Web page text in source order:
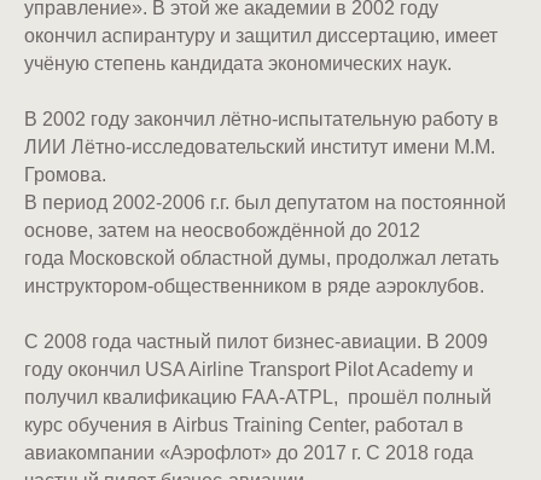
управление». В этой же академии в 2002 году
окончил аспирантуру и защитил диссертацию, имеет
учёную степень кандидата экономических наук.
В 2002 году закончил лётно-испытательную работу в
ЛИИ Лётно-исследовательский институт имени М.М.
Громова.
В период 2002-2006 г.г. был депутатом на постоянной
основе, затем на неосвобождённой до 2012
года Московской областной думы, продолжал летать
инструктором-общественником в ряде аэроклубов.
С 2008 года частный пилот бизнес-авиации. В 2009
году окончил USA Airline Transport Pilot Academy и
получил квалификацию FAA-ATPL, прошёл полный
курс обучения в Airbus Training Center, работал в
авиакомпании «Аэрофлот» до 2017 г. С 2018 года